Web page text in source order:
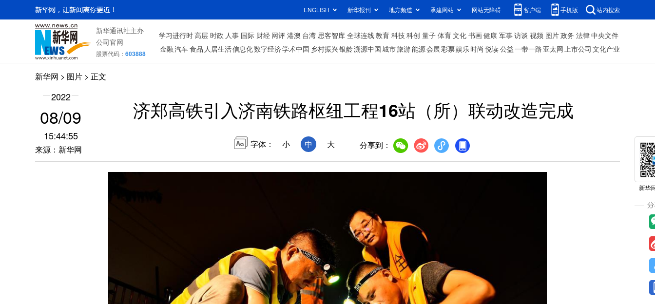
ENGLISH 新华报刊 地方频道 承建网站 网站无障碍 客户端 手机版 站内搜索
新华通讯社主办
公司官网
股票代码： 603888
学习进行时高层 时政 人事 国际 财经 网评 港澳 台湾 思客智库 全球连线教育 科技科创 量子 体育文化 书画健康 军事访谈 视频 图片政务 法律中央文件
金融汽车食品 人居生活信息化数字经济学术中国 乡村振兴银龄溯源中国城市旅游能源会展彩票娱乐时尚 悦读公益一带一路 亚太网上市公司 文化产业
新华网 > 图片 > 正文
2022
08/09
15:44:55
来源：新华网
济郑高铁引入济南铁路枢纽工程16站（所）联动改造完成
字体： 小 中 大 分享到：